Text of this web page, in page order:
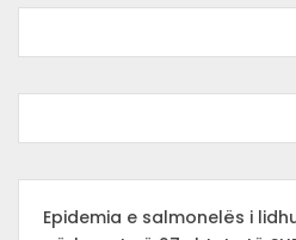
Epidemia e salmonelës i